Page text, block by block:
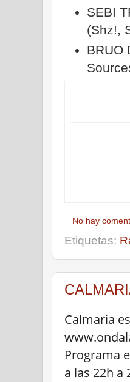
SEBI
(Shz!,
BRUO
No hay
Etiquetas:
Calmaria
Programa
a las 22h a